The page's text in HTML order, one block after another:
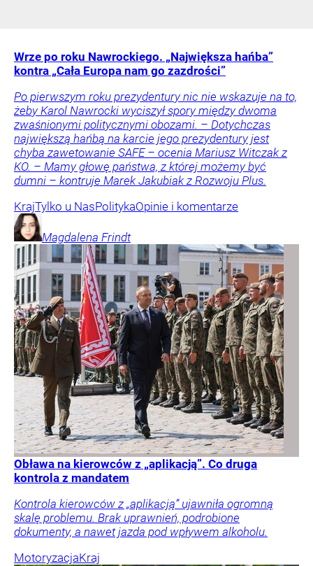
Wrze po roku Nawrockiego. „Największa hańba”
kontra „Cała Europa nam go zazdrości”
Po pierwszym roku prezydentury nic nie wskazuje na to,
żeby Karol Nawrocki wyciszył spory między dwoma
zwaśnionymi politycznymi obozami. – Dotychczas
największą hańbą na karcie jego prezydentury jest
chyba zawetowanie SAFE – ocenia Mariusz Witczak z
KO. – Mamy głowę państwa, z której możemy być
dumni – kontruje Marek Jakubiak z Rozwoju Plus.
KrajTylko u NasPolitykaOpinie i komentarze
Magdalena Frindt
Obława na kierowców z „aplikacją”. Co druga
kontrola z mandatem
Kontrola kierowców z „aplikacją” ujawniła ogromną
skalę problemu. Brak uprawnień, podrobione
dokumenty, a nawet jazda pod wpływem alkoholu.
MotoryzacjaKraj